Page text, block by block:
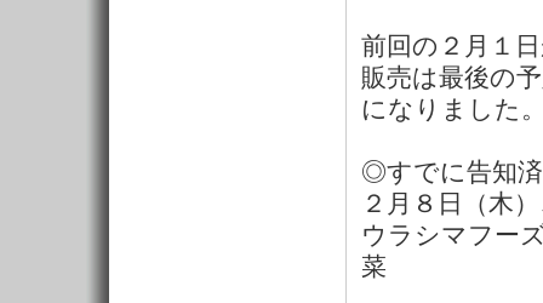
前回の２月１
販売は最後の
になりました
◎すでに告知
２月８日（木
ウラシマフー
菜